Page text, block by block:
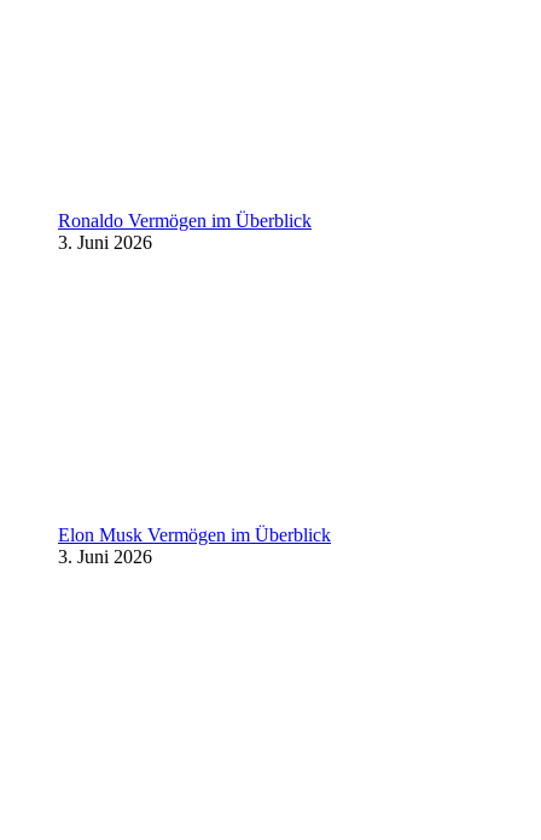
Ronaldo Vermögen im Überblick
3. Juni 2026
Elon Musk Vermögen im Überblick
3. Juni 2026